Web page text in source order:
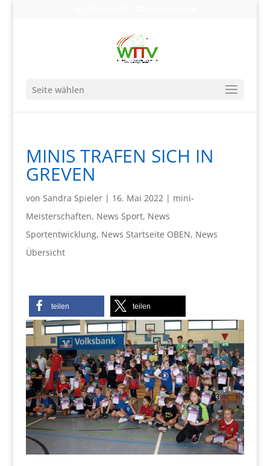
Seite wählen
MINIS TRAFEN SICH IN
GREVEN
von Sandra Spieler| 16. Mai 2022| mini-
Meisterschaften, News Sport, News
Sportentwicklung, News Startseite OBEN, News
Übersicht
teilen teilen